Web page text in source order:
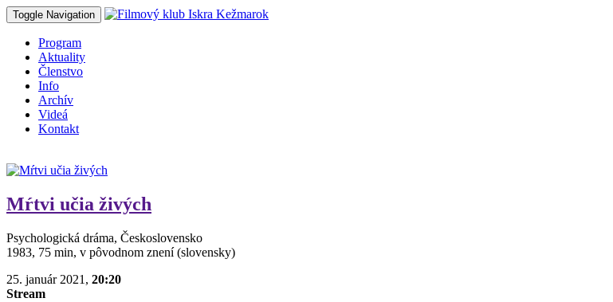
Toggle Navigation
Program
Aktuality
Členstvo
Info
Archív
Videá
Kontakt
Mŕtvi učia živých
Psychologická dráma, Československo
1983, 75 min, v pôvodnom znení (slovensky)
25. január 2021, 20:20
Stream